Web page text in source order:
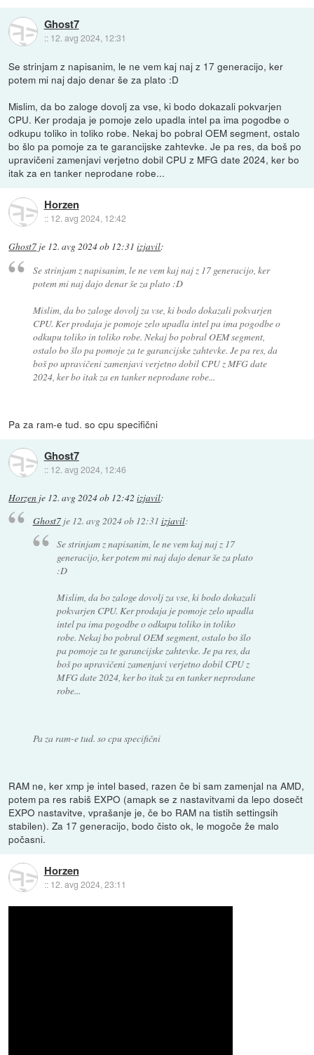
Ghost7
:: 12. avg 2024, 12:31
Se strinjam z napisanim, le ne vem kaj naj z 17 generacijo, ker
potem mi naj dajo denar še za plato :D
Mislim, da bo zaloge dovolj za vse, ki bodo dokazali pokvarjen
CPU. Ker prodaja je pomoje zelo upadla intel pa ima pogodbe o
odkupu toliko in toliko robe. Nekaj bo pobral OEM segment, ostalo
bo šlo pa pomoje za te garancijske zahtevke. Je pa res, da boš po
upravičeni zamenjavi verjetno dobil CPU z MFG date 2024, ker bo
itak za en tanker neprodane robe...
Horzen
:: 12. avg 2024, 12:42
Ghost7 je 12. avg 2024 ob 12:31 izjavil:
Se strinjam z napisanim, le ne vem kaj naj z 17 generacijo, ker
potem mi naj dajo denar še za plato :D
Mislim, da bo zaloge dovolj za vse, ki bodo dokazali pokvarjen
CPU. Ker prodaja je pomoje zelo upadla intel pa ima pogodbe o
odkupu toliko in toliko robe. Nekaj bo pobral OEM segment,
ostalo bo šlo pa pomoje za te garancijske zahtevke. Je pa res, da
boš po upravičeni zamenjavi verjetno dobil CPU z MFG date
2024, ker bo itak za en tanker neprodane robe...
Pa za ram-e tud. so cpu specifični
Ghost7
:: 12. avg 2024, 12:46
Horzen je 12. avg 2024 ob 12:42 izjavil:
Ghost7je 12. avg 2024 ob 12:31 izjavil:
Se strinjam z napisanim, le ne vem kaj naj z 17
generacijo, ker potem mi naj dajo denar še za plato
:D
Mislim, da bo zaloge dovolj za vse, ki bodo dokazali
pokvarjen CPU. Ker prodaja je pomoje zelo upadla
intel pa ima pogodbe o odkupu toliko in toliko
robe. Nekaj bo pobral OEM segment, ostalo bo šlo
pa pomoje za te garancijske zahtevke. Je pa res, da
boš po upravičeni zamenjavi verjetno dobil CPU z
MFG date 2024, ker bo itak za en tanker neprodane
robe...
Pa za ram-e tud. so cpu specifični
RAM ne, ker xmp je intel based, razen če bi sam zamenjal na AMD,
potem pa res rabiš EXPO (amapk se z nastavitvami da lepo dosečt
EXPO nastavitve, vprašanje je, če bo RAM na tistih settingsih
stabilen). Za 17 generacijo, bodo čisto ok, le mogoče že malo
počasni.
Horzen
:: 12. avg 2024, 23:11